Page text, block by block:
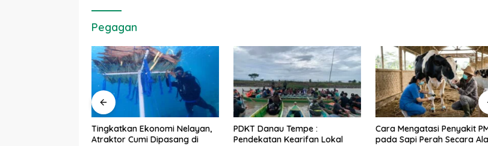
Pegagan
PDKT Danau Tempe :
Pendekatan Kearifan Lokal
Cara Mengatasi Penyakit PMK
pada Sapi Perah Secara Alami
Dosis dan Cara Pemupukan
Tanaman Padi pada Fase